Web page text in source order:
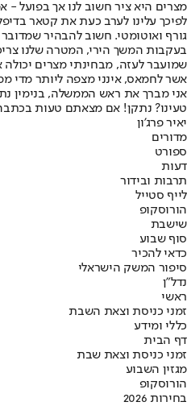
מצרים היא ציר חשוב לנו אך בפועל -
לפיכך עלינו לערב כעת את קטאר
גורף ואוטומטי. חשוב להבהיר
בעקבות המשך הירי, המטרה שלנו
שמועבר לעזה, מבחינתי מצרים יכולה
אשר לחמאס, אינני מצפה ליותר מדי
אני מברך את ראש הממשלה, בנימין
טעינו? נתקן! אם מצאתם טעות
יאיר פרג'ון
מדורים
ספורט
דעות
תרבות ובידור
לייף סטייל
הורוסקופ
שישבת
סוף שבוע
כדאי להכיר
סיפור המשק הישראלי
נדל"ן
ראשי
זמני כניסת וצאת השבת
כללי ומידע
דף הבית
זמני כניסת וצאת שבת
מגזין השבוע
הורוסקופ
בחירות 2026